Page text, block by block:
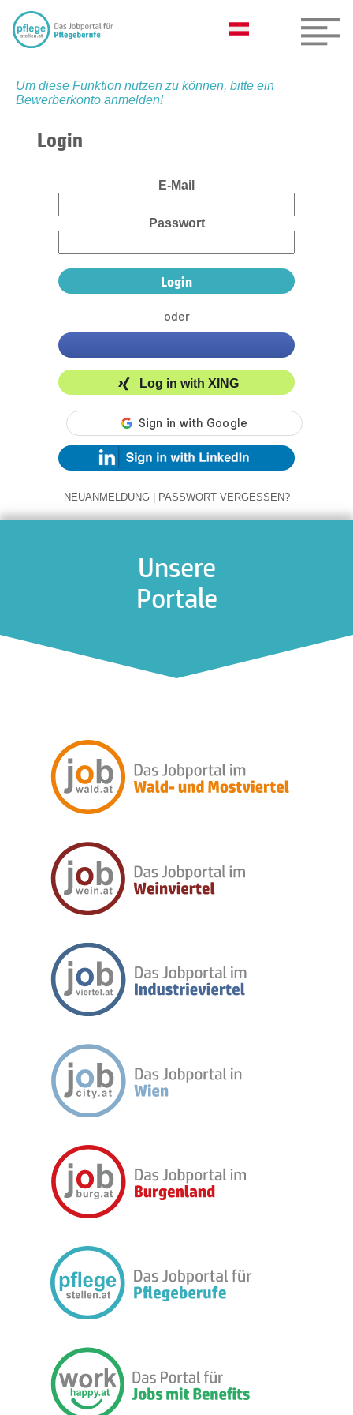
Um diese Funktion nutzen zu können, bitte ein
Bewerberkonto anmelden!
Login
E-Mail
Passwort
oder
Log in with XING
NEUANMELDUNG | PASSWORT VERGESSEN?
Unsere
Portale